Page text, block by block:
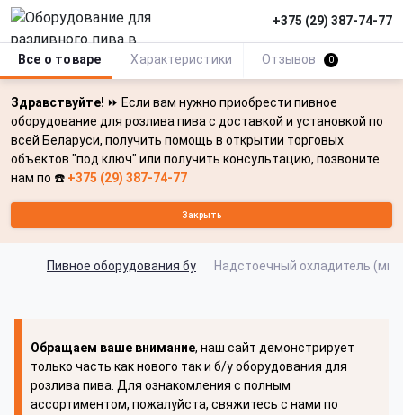
Здравствуйте! ⏩ Если вам нужно приобрести пивное
оборудование для розлива пива с доставкой и установкой по
всей Беларуси, получить помощь в открытии торговых
объектов "под ключ" или получить консультацию, позвоните
нам по ☎️ +375 (29) 387-74-77
Закрыть
+375 (29) 387-74-77
Пивное оборудования бу Надстоечный охладитель
Обращаем ваше внимание, наш сайт демонстрирует
только часть как нового так и б/у оборудования для
розлива пива. Для ознакомления с полным
ассортиментом, пожалуйста, свяжитесь с нами по
Все о товаре Характеристики Отзывов 0